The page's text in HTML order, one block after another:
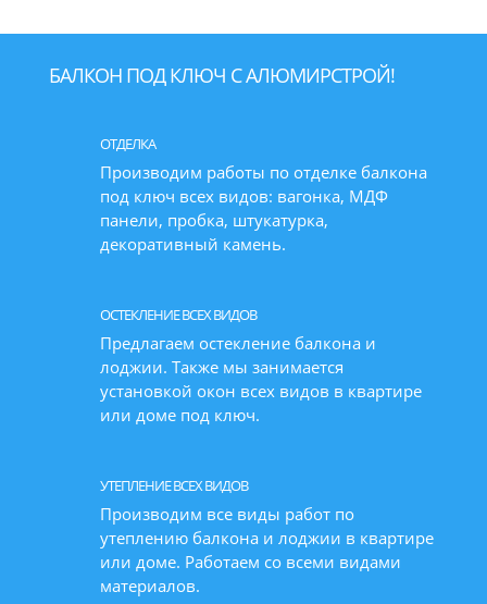
БАЛКОН ПОД КЛЮЧ С АЛЮМИРСТРОЙ!
ОТДЕЛКА
Производим работы по отделке балкона
под ключ всех видов: вагонка, МДФ
панели, пробка, штукатурка,
декоративный камень.
ОСТЕКЛЕНИЕ ВСЕХ ВИДОВ
Предлагаем остекление балкона и
лоджии. Также мы занимается
установкой окон всех видов в квартире
или доме под ключ.
УТЕПЛЕНИЕ ВСЕХ ВИДОВ
Производим все виды работ по
утеплению балкона и лоджии в квартире
или доме. Работаем со всеми видами
материалов.